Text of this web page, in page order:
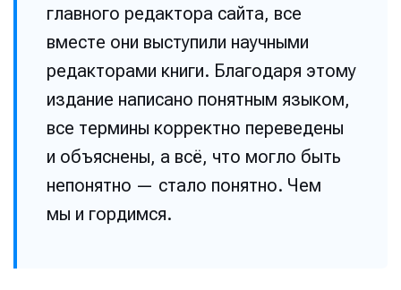
главного редактора сайта, все
вместе они выступили научными
редакторами книги. Благодаря этому
издание написано понятным языком,
все термины корректно переведены
и объяснены, а всё, что могло быть
непонятно — стало понятно. Чем
мы и гордимся.